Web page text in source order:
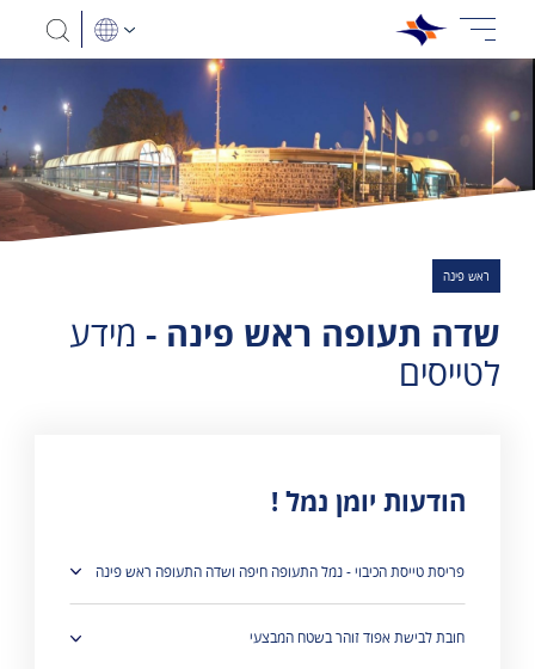
ראש פינה
שדה תעופה ראש פינה - מידע
לטייסים
הודעות יומן נמל !
פריסת טייסת הכיבוי - נמל התעופה חיפה ושדה התעופה ראש פינה
חובת לבישת אפוד זוהר בשטח המבצעי